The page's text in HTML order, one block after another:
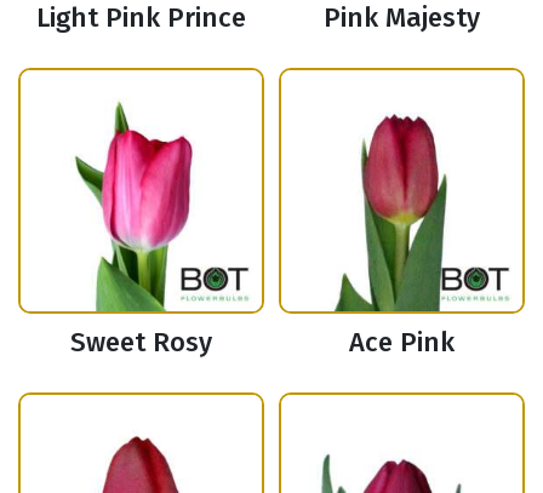
Light Pink Prince Pink Majesty
Sweet Rosy Ace Pink